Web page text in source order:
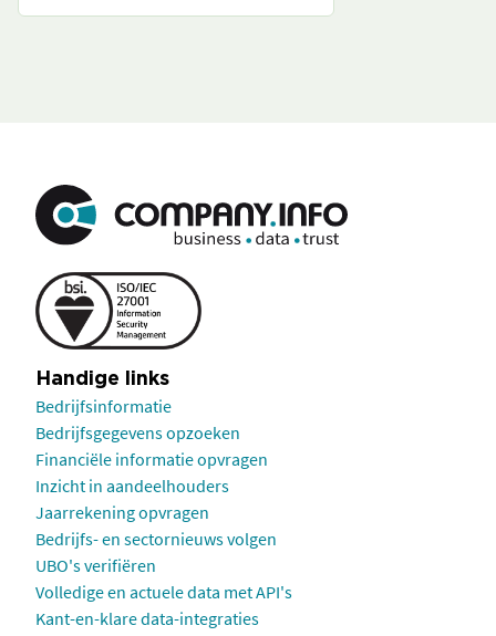
Handige links
Bedrijfsinformatie
Bedrijfsgegevens opzoeken
Financiële informatie opvragen
Inzicht in aandeelhouders
Jaarrekening opvragen
Bedrijfs- en sectornieuws volgen
UBO's verifiëren
Volledige en actuele data met API's
Kant-en-klare data-integraties